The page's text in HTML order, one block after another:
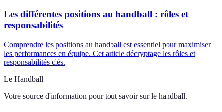
Les différentes positions au handball : rôles et
responsabilités
Comprendre les positions au handball est essentiel pour maximiser
les performances en équipe. Cet article décryptage les rôles et
responsabilités clés.
Le Handball
Votre source d'information pour tout savoir sur le handball.